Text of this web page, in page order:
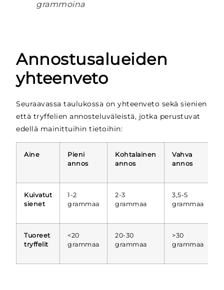
grammoina
Annostusalueiden
yhteenveto
Seuraavassa taulukossa on yhteenveto sekä sienien
että tryffelien annosteluväleistä, jotka perustuvat
edellä mainittuihin tietoihin:
Aine
Pieni
annos
Kohtalainen
annos
Vahva
annos
Kuivatut
sienet
1-2
grammaa
2-3
grammaa
3,5-5
grammaa
Tuoreet
tryffelit
<20
grammaa
20-30
grammaa
>30
grammaa